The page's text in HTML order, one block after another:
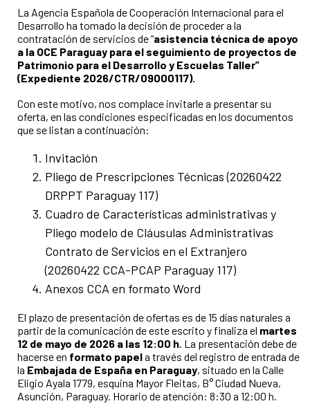
La Agencia Española de Cooperación Internacional para el
Desarrollo ha tomado la decisión de proceder a la
contratación de servicios de “asistencia técnica de apoyo
a la OCE Paraguay para el seguimiento de proyectos de
Patrimonio para el Desarrollo y Escuelas Taller”
(Expediente 2026/CTR/09000117).
Con este motivo, nos complace invitarle a presentar su
oferta, en las condiciones especificadas en los documentos
que se listan a continuación:
Invitación
Pliego de Prescripciones Técnicas (20260422
DRPPT Paraguay 117)
Cuadro de Características administrativas y
Pliego modelo de Cláusulas Administrativas
Contrato de Servicios en el Extranjero
(20260422 CCA-PCAP Paraguay 117)
Anexos CCA en formato Word
El plazo de presentación de ofertas es de 15 días naturales a
partir de la comunicación de este escrito y finaliza el martes
12 de mayo de 2026 a las 12:00 h . La presentación debe de
hacerse en formato papela través del registro de entrada de
la Embajada de España en Paraguay, situado en la Calle
Eligio Ayala 1779, esquina Mayor Fleitas, B° Ciudad Nueva,
Asunción, Paraguay. Horario de atención: 8:30 a 12:00 h.